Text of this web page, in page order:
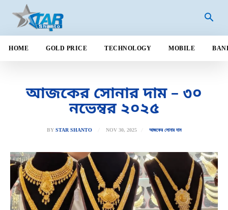
HOME GOLD PRICE TECHNOLOGY MOBILE
আজকের সোনার দাম – ৩০
নভেম্বর ২০২৫
BY STAR SHANTO NOV 30, 2025 আজকের সোনার দাম